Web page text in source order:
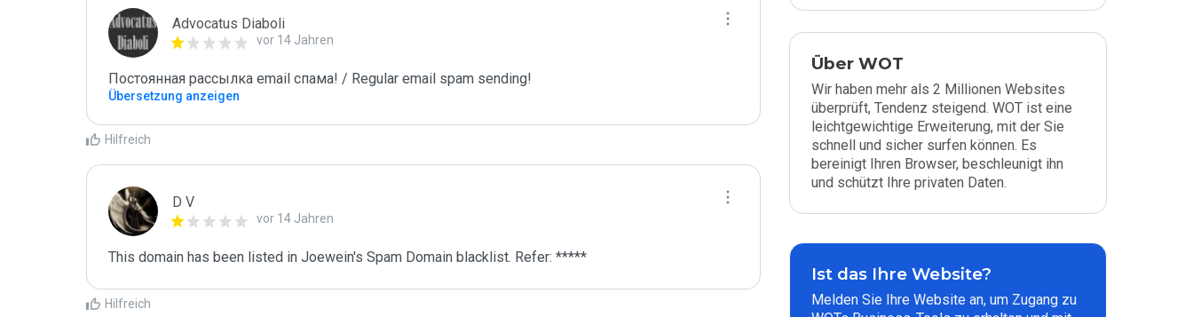
Advocatus Diaboli
vor 14 Jahren
Постоянная рассылка email спама! / Regular email spam sending!
Übersetzung anzeigen
Hilfreich
D V
vor 14 Jahren
This domain has been listed in Joewein's Spam Domain blacklist. Refer: *****
Hilfreich
Über WOT
Wir haben mehr als 2 Millionen Websites
überprüft, Tendenz steigend. WOT ist eine
leichtgewichtige Erweiterung, mit der Sie
schnell und sicher surfen können. Es
bereinigt Ihren Browser, beschleunigt ihn
und schützt Ihre privaten Daten.
Ist das Ihre Website?
Melden Sie Ihre Website an, um Zugang zu